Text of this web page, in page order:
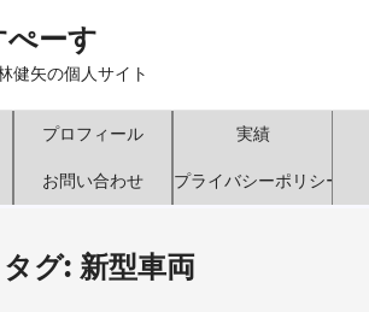
ーす
健矢の個人サイト
プロフィール
実績
お問い合わせ プライバシーポリシー
タグ: 新型車両